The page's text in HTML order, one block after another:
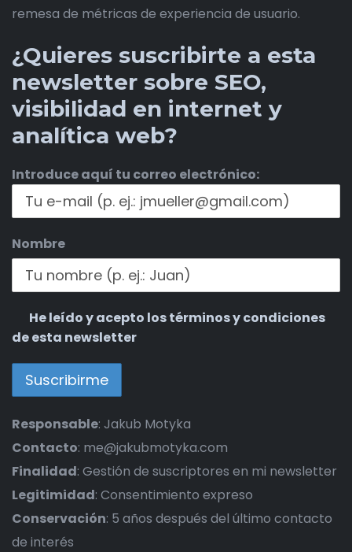
remesa de métricas de experiencia de usuario.
¿Quieres suscribirte a esta
newsletter sobre SEO,
visibilidad en internet y
analítica web?
Introduce aquí tu correo electrónico:
Nombre
He leído y acepto los términos y condiciones
de esta newsletter
Responsable: Jakub Motyka
Contacto: me@jakubmotyka.com
Finalidad: Gestión de suscriptores en mi newsletter
Legitimidad: Consentimiento expreso
Conservación: 5 años después del último contacto
de interés